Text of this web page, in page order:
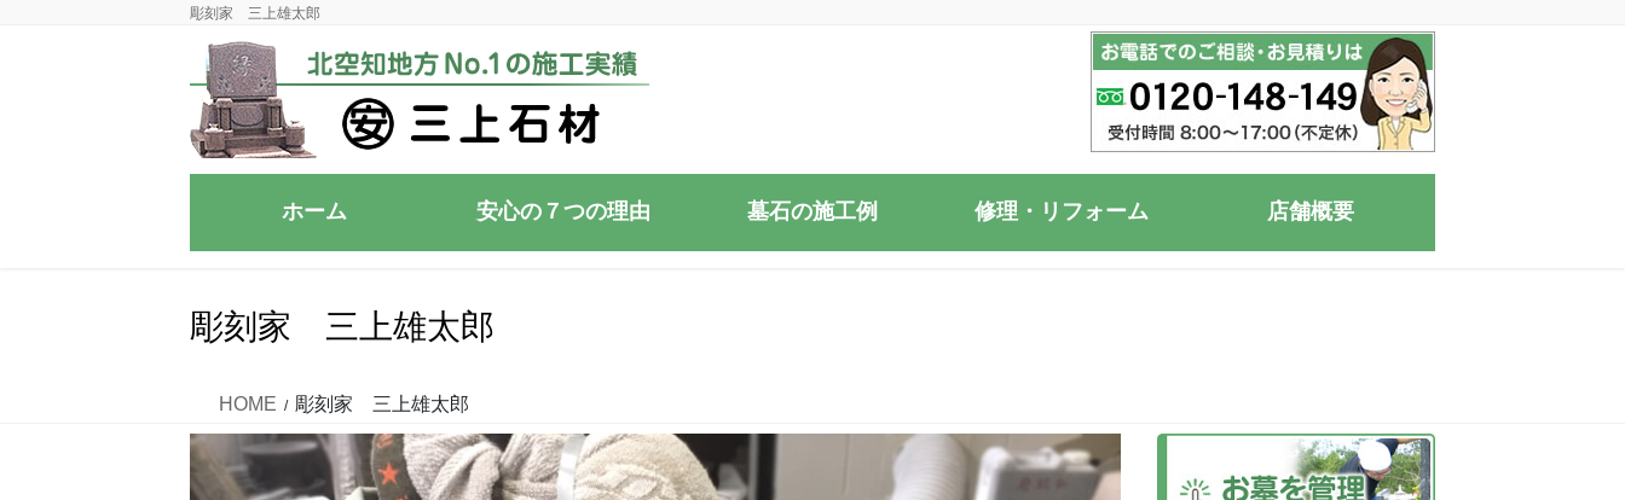
彫刻家 三上雄太郎
ホーム 安心の７つの理由 墓石の施工例 修理・リフォーム 店舗概要
彫刻家 三上雄太郎
HOME 彫刻家 三上雄太郎